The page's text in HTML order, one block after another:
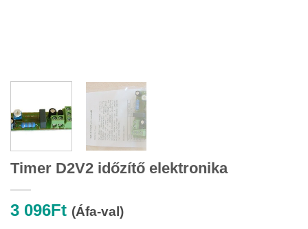
Timer D2V2 időzítő elektronika
3 096Ft (Áfa-val)